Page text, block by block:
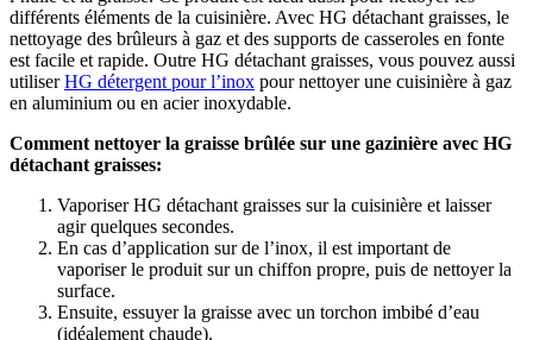
différents éléments de la cuisinière. Avec HG détachant graisses, le
nettoyage des brûleurs à gaz et des supports de casseroles en fonte
est facile et rapide. Outre HG détachant graisses, vous pouvez aussi
utiliserHG détergent pour l’inox pour nettoyer une cuisinière à gaz
en aluminium ou en acier inoxydable.
Comment nettoyer la graisse brûlée sur une gazinière avec HG
détachant graisses:
Vaporiser HG détachant graisses sur la cuisinière et laisser
agir quelques secondes.
En cas d’application sur de l’inox, il est important de
vaporiser le produit sur un chiffon propre, puis de nettoyer la
surface.
Ensuite, essuyer la graisse avec un torchon imbibé d’eau
(idéalement chaude).